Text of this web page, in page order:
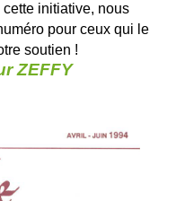
initiative, nous
pour ceux qui le
soutien !
ZEFFY